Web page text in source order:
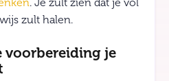
. Je zult zien dat je vol
zult halen.
voorbereiding je